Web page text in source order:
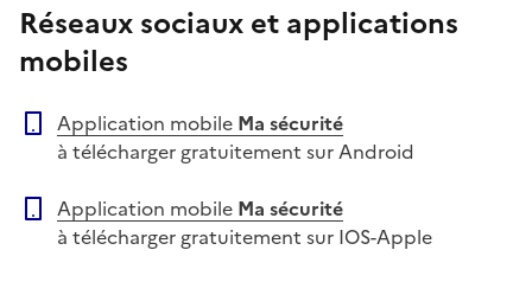
Réseaux sociaux et applications
mobiles
Application mobile Ma sécurité
à télécharger gratuitement sur Android
Application mobile Ma sécurité
à télécharger gratuitement sur IOS-Apple